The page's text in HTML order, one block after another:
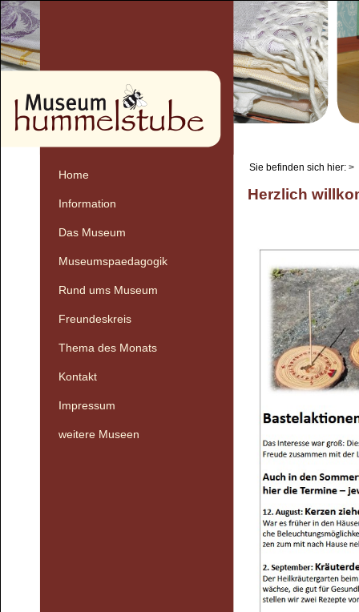
Home
Information
Das Museum
Museumspaedagogik
Rund ums Museum
Freundeskreis
Thema des Monats
Kontakt
Impressum
weitere Museen
Sie befinden sich hier: >
Herzlich